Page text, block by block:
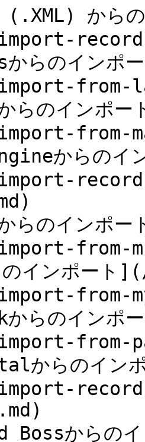
から
らのイン
from-
らのイン
from-
からの
らのイン
from-
のインポー
from-
からのイン
from-
からのイン
Bossからの